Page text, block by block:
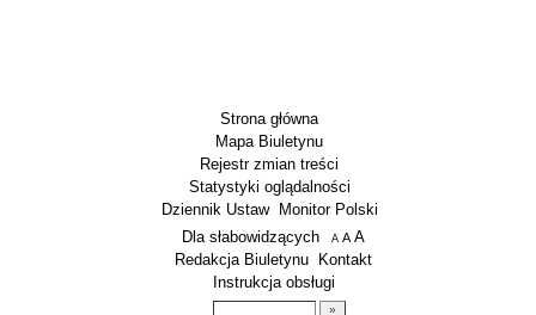
Strona główna
Mapa Biuletynu
Rejestr zmian treści
Statystyki oglądalności
Dziennik Ustaw
Monitor Polski
Menu dodatkowe
Dla słabowidzących A pomniejsz czcionkę
A standardowy rozmiar czcionki
A
Redakcja Biuletynu
Kontakt
Instrukcja obsługi